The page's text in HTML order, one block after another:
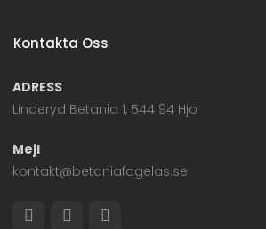
Kontakta Oss
ADRESS
Linderyd Betania 1, 544 94 Hjo
Mejl
kontakt@betaniafagelas.se